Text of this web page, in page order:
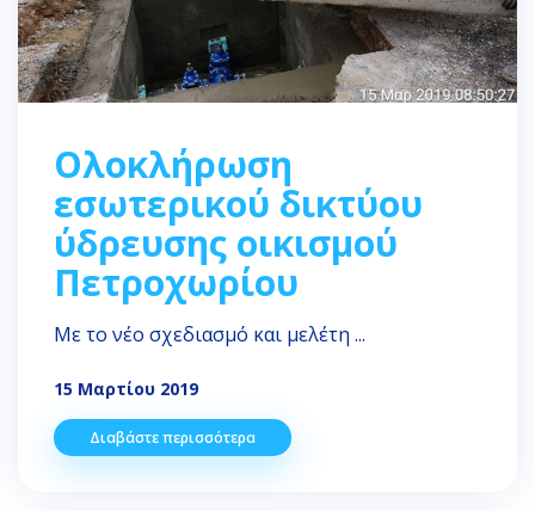
Ολοκλήρωση
εσωτερικού δικτύου
ύδρευσης οικισμού
Πετροχωρίου
Με το νέο σχεδιασμό και μελέτη ...
15 Μαρτίου 2019
Διαβάστε περισσότερα